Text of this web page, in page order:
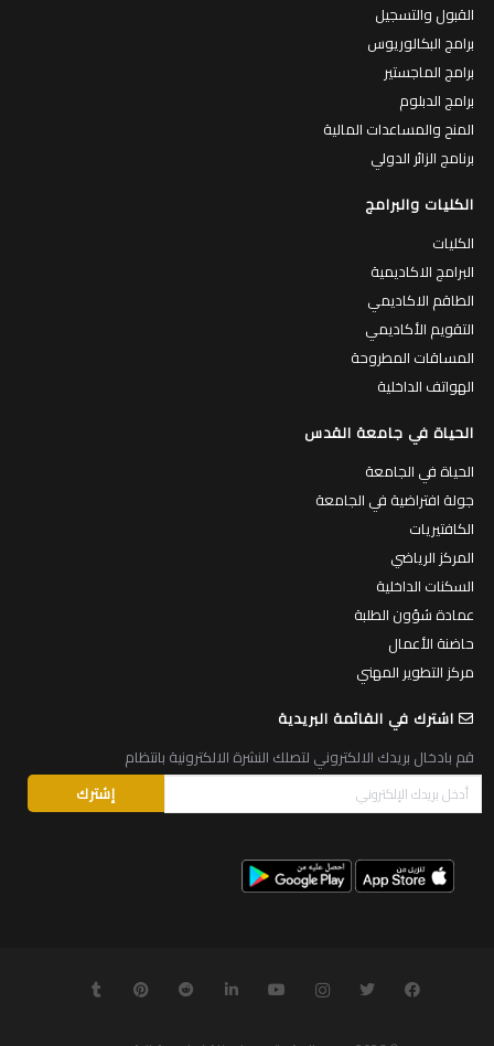
القبول والتسجيل
برامج البكالوريوس
برامج الماجستير
برامج الدبلوم
المنح والمساعدات المالية
برنامج الزائر الدولي
الكليات والبرامج
الكليات
البرامج الاكاديمية
الطاقم الاكاديمي
التقويم الأكاديمي
المساقات المطروحة
الهواتف الداخلية
الحياة في جامعة القدس
الحياة في الجامعة
جولة افتراضية في الجامعة
الكافتيريات
المركز الرياضي
السكنات الداخلية
عمادة شؤون الطلبة
حاضنة الأعمال
مركز التطوير المهني
اشترك في القائمة البريدية
قم بادخال بريدك الالكتروني لتصلك النشرة الالكترونية بانتظام